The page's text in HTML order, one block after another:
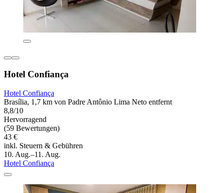
Hotel Confiança
Hotel Confiança
Brasília, 1,7 km von Padre Antônio Lima Neto entfernt
8,8/10
Hervorragend
(59 Bewertungen)
43 €
inkl. Steuern & Gebühren
10. Aug.–11. Aug.
Hotel Confiança